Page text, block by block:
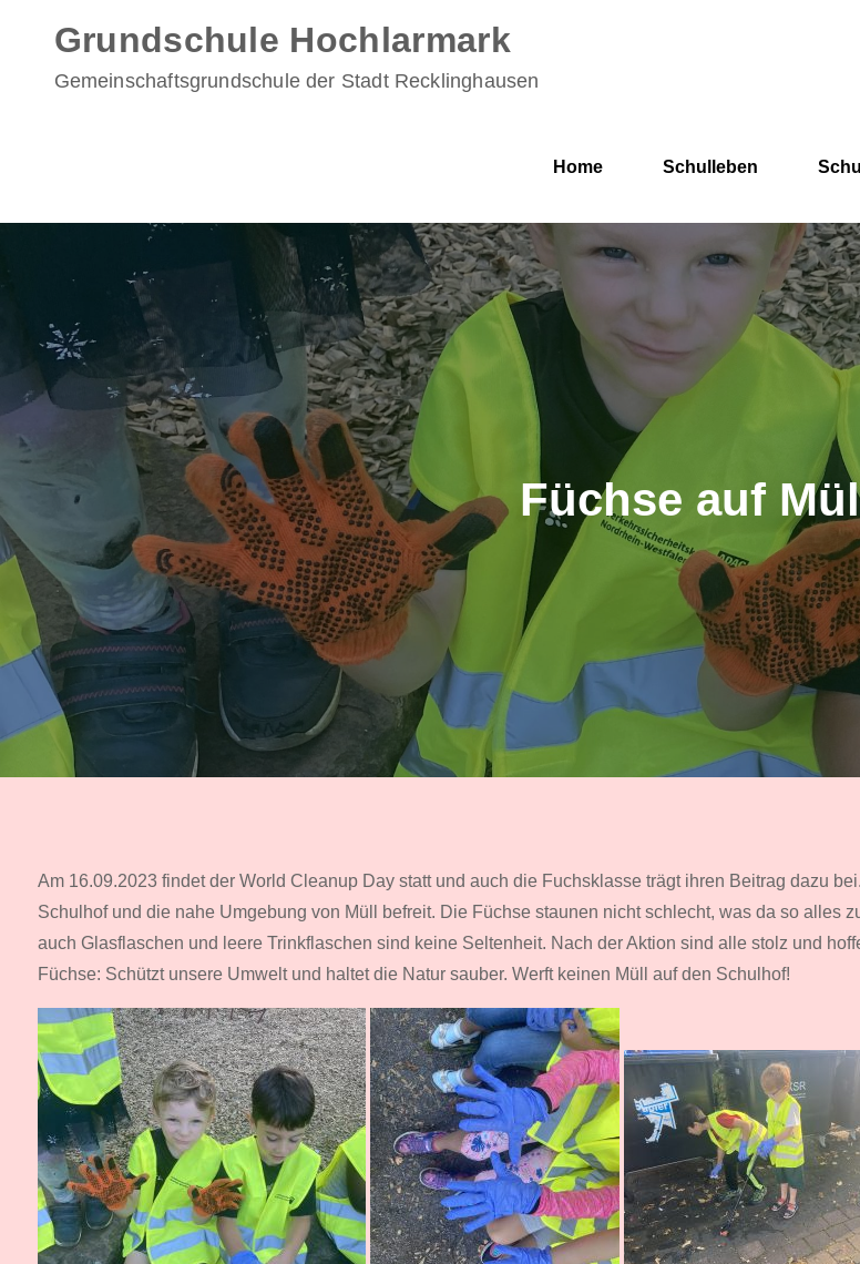
content
Grundschule Hochlarmark
Gemeinschaftsgrundschule der Stadt Recklinghausen
Home Schulleben
Füchse auf
Am 16.09.2023 findet der World Cleanup Day statt und auch die Fuchsklasse trägt ihren Beitrag dazu
Schulhof und die nahe Umgebung von Müll befreit. Die Füchse staunen nicht schlecht, was da so alles
auch Glasflaschen und leere Trinkflaschen sind keine Seltenheit. Nach der Aktion sind alle stolz und
Füchse: Schützt unsere Umwelt und haltet die Natur sauber. Werft keinen Müll auf den Schulhof!